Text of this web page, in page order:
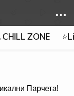
ZONE
Парчета!